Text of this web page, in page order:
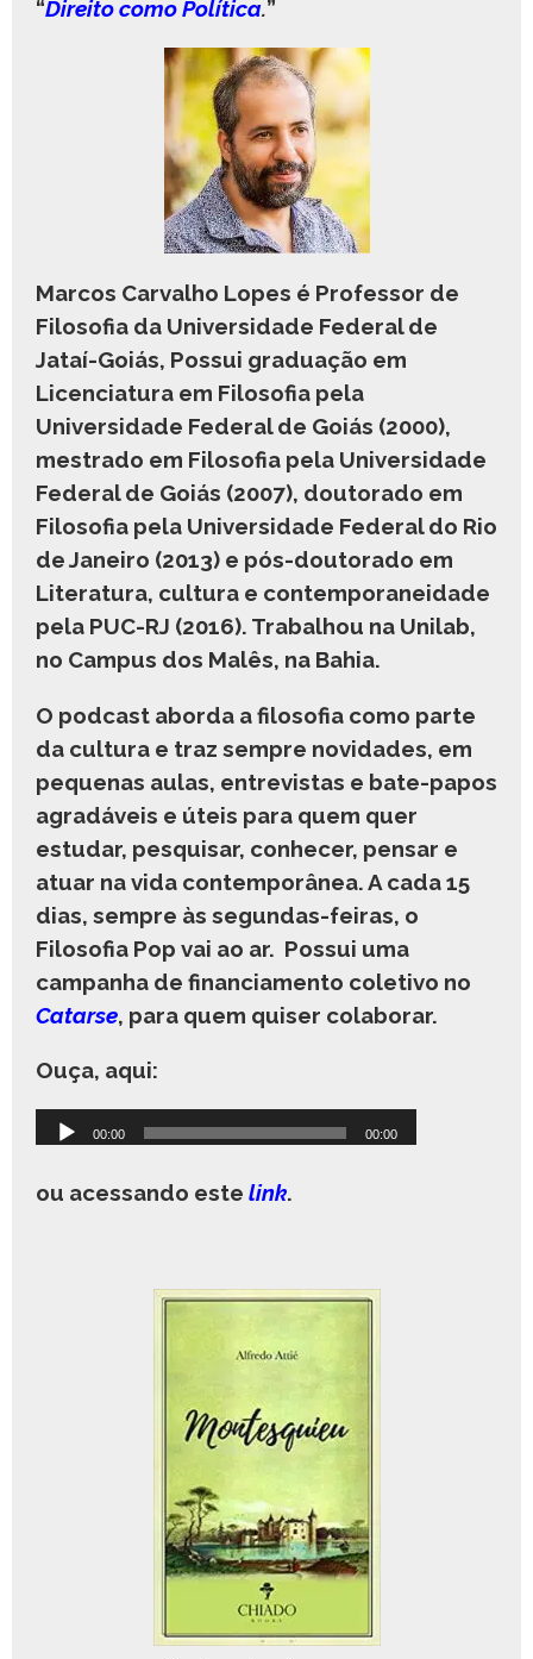
“Direito como Política.”
Marcos Carvalho Lopes é Professor de
Filosofia da Universidade Federal de
Jataí-Goiás, Possui graduação em
Licenciatura em Filosofia pela
Universidade Federal de Goiás (2000),
mestrado em Filosofia pela Universidade
Federal de Goiás (2007), doutorado em
Filosofia pela Universidade Federal do Rio
de Janeiro (2013) e pós-doutorado em
Literatura, cultura e contemporaneidade
pela PUC-RJ (2016). Trabalhou na Unilab,
no Campus dos Malês, na Bahia.
O podcast aborda a filosofia como parte
da cultura e traz sempre novidades, em
pequenas aulas, entrevistas e bate-papos
agradáveis e úteis para quem quer
estudar, pesquisar, conhecer, pensar e
atuar na vida contemporânea. A cada 15
dias, sempre às segundas-feiras, o
Filosofia Pop vai ao ar. Possui uma
campanha de financiamento coletivo no
Catarse, para quem quiser colaborar.
Ouça, aqui:
ou acessando este link.